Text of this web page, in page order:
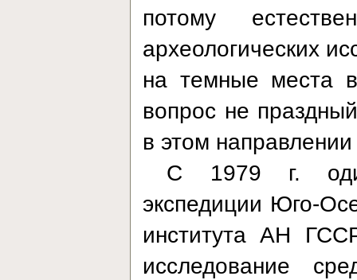
потому
археологических
на темные места
вопрос не
в этом
С 1979 г.
экспедиции Юго-
института АН
исследование